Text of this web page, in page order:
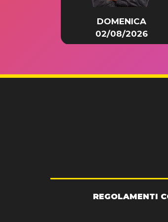
DOMENICA
02/08/2026
REGOLAMENTI